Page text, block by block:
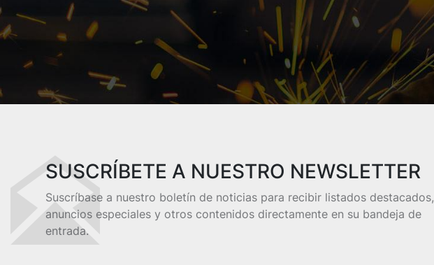
SUSCRÍBETE A NUESTRO NEWSLETTER
Suscríbase a nuestro boletín de noticias para recibir listados destacados,
anuncios especiales y otros contenidos directamente en su bandeja de
entrada.